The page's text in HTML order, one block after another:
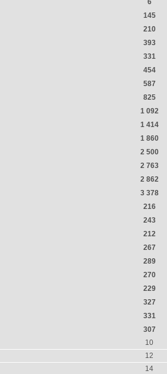
6
145
210
393
331
454
587
825
1 092
1 414
1 860
2 500
2 763
2 862
3 378
216
243
212
267
289
270
229
327
331
307
10
12
14